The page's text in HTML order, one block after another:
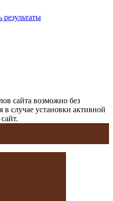
сайта возможно без
в случае установки активной